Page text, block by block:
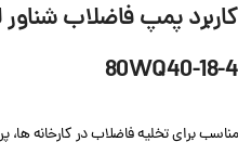
80WQ40-18-4
مناسب برای تخلیه فاضلاب در کارخانه